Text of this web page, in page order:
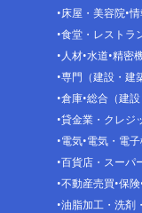
床屋・美容院
食堂・レストラ
人材 水道 精密
専門（建設・建
倉庫 総合（建設
貸金業・クレジ
電気 電気・電
百貨店・スーパ
不動産売買 保険
油脂加工・洗剤